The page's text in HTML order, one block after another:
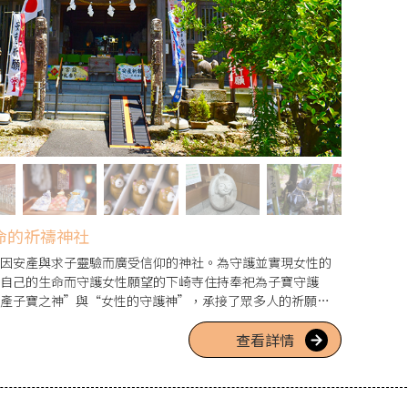
的祈禱神社
安產與求子靈驗而廣受信仰的神社。為守護並實現女性的
己的生命而守護女性願望的下崎寺住持奉祀為子寶守護
子寶之神”與“女性的守護神”，承接了眾多人的祈願；
生產更順利的安產祈願，以及祈求與孩子結緣的夫婦、期
前來的求子祈願都很受歡迎。這是一座蘊含人與人之間體
查看詳情